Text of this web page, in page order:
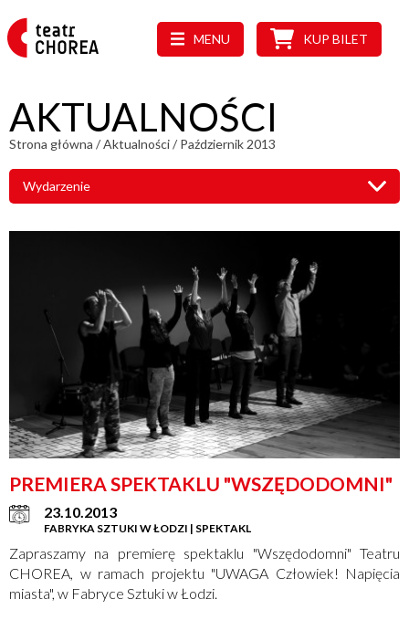
MENU KUP BILET
AKTUALNOŚCI
Strona główna /Aktualności/ Październik 2013
Wydarzenie
PREMIERA SPEKTAKLU "WSZĘDODOMNI"
23.10.2013
FABRYKA SZTUKI W ŁODZI | SPEKTAKL
Zapraszamy na premierę spektaklu "Wszędodomni" Teatru
CHOREA, w ramach projektu "UWAGA Człowiek! Napięcia
miasta", w Fabryce Sztuki w Łodzi.